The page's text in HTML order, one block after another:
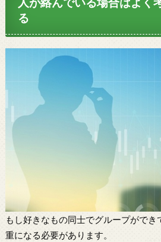
る
もし好きなもの同士でグループがで
重になる必要があります。